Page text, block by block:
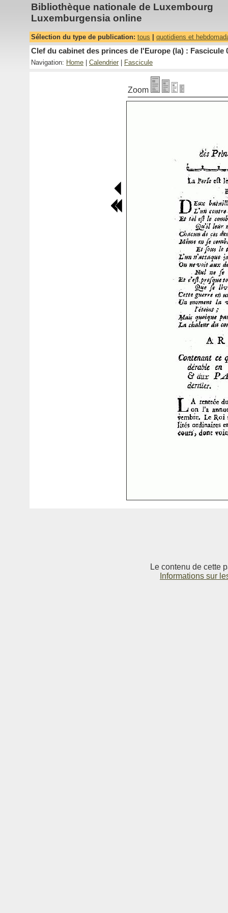
Bibliothèque nationale de Luxembourg
Luxemburgensia online
Sélection du type de publication: tous quotidiens et
Clef du cabinet des princes de l'Europe (la) : Fascicule
Navigation: Home Calendrier Fascicule
Zoom
Le contenu de cette
Informations sur